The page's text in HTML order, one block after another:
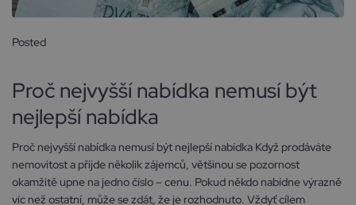
Posted
Proč nejvyšší nabídka nemusí být
nejlepší nabídka
Proč nejvyšší nabídka nemusí být nejlepší nabídka Když prodáváte
nemovitost a přijde několik zájemců, většinou se pozornost
okamžitě upne na jedno číslo – cenu. Pokud někdo nabídne výrazně
víc než ostatní, může se zdát, že je rozhodnuto. Vždyť cílem